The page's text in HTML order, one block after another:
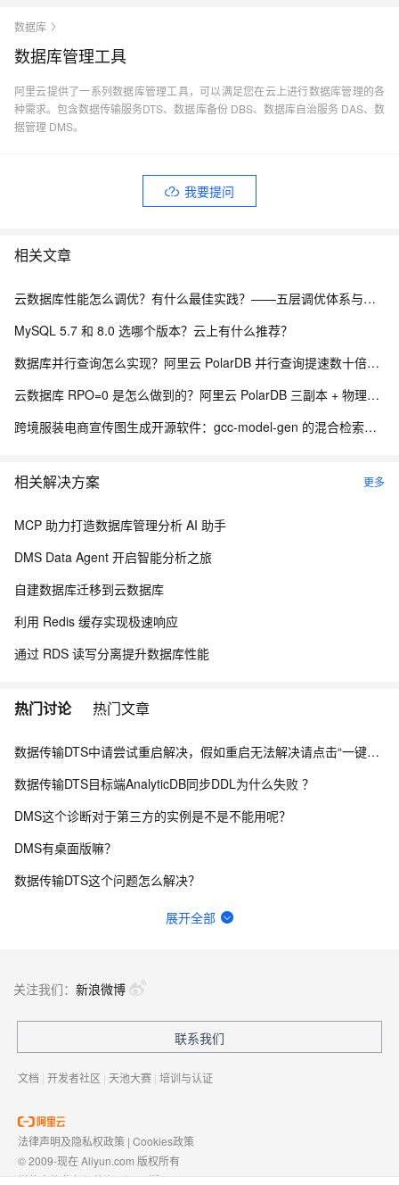
数据库
数据库管理工具
阿里云提供了一系列数据库管理工具，可以满足您在云上进行数据库管理的各
种需求。包含数据传输服务DTS、数据库备份 DBS、数据库自治服务 DAS、数
据管理 DMS。
我要提问
相关文章
云数据库性能怎么调优？有什么最佳实践？——五层调优体系与阿里云 RDS 实战
MySQL 5.7 和 8.0 选哪个版本？云上有什么推荐？
数据库并行查询怎么实现？阿里云 PolarDB 并行查询提速数十倍解析
云数据库 RPO=0 是怎么做到的？阿里云 PolarDB 三副本 + 物理复制解析
跨境服装电商宣传图生成开源软件：gcc-model-gen 的混合检索与风格继承架构
相关解决方案 更多
MCP 助力打造数据库管理分析 AI 助手
DMS Data Agent 开启智能分析之旅
自建数据库迁移到云数据库
利用 Redis 缓存实现极速响应
通过 RDS 读写分离提升数据库性能
热门讨论 热门文章
数据传输DTS中请尝试重启解决，假如重启无法解决请点击“一键复制”进入钉钉客户交流群咨询解决？
数据传输DTS目标端AnalyticDB同步DDL为什么失败 ？
DMS这个诊断对于第三方的实例是不是不能用呢？
DMS有桌面版嘛？
数据传输DTS这个问题怎么解决？
在数据传输DTS中，服务器日志收缩之后，同步失败了怎么办？
展开全部
关注我们： 新浪微博
联系我们
文档 | 开发者社区 | 天池大赛 | 培训与认证
法律声明及隐私权政策 | Cookies政策
© 2009-现在 Aliyun.com 版权所有
增值电信业务经营许可证： 浙B2-20080101